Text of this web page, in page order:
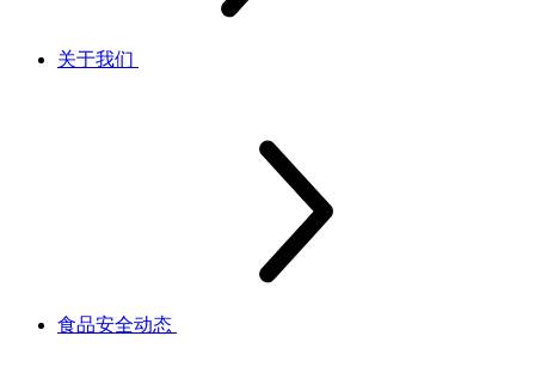
关于我们
食品安全动态